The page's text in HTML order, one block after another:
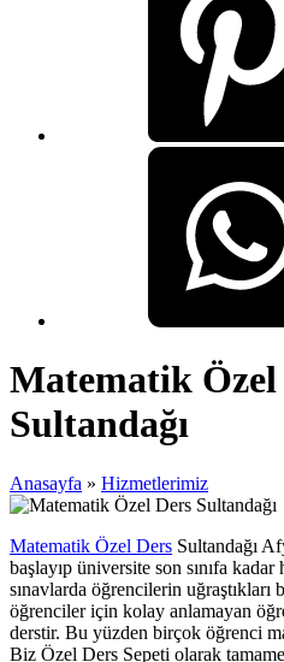
Matematik Özel
Sultandağı
Anasayfa » Hizmetlerimiz
Matematik Özel Ders Sultandağı
başlayıp üniversite son sınıfa
sınavlarda öğrencilerin uğraştıkları
öğrenciler için kolay anlamayan
derstir. Bu yüzden birçok öğrenci
Biz Özel Ders Sepeti olarak